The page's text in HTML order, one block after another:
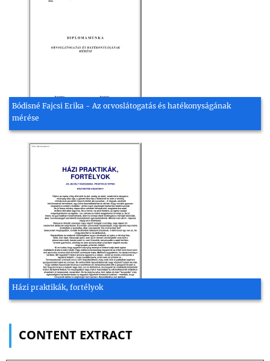
Bódisné Fajcsi Erika - Az orvoslátogatás és hatékonyságának
mérése
Házi praktikák, fortélyok
CONTENT EXTRACT